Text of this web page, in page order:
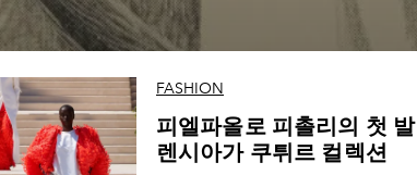
FASHION
피엘파올로 피촐리의 첫 발
렌시아가 쿠튀르 컬렉션